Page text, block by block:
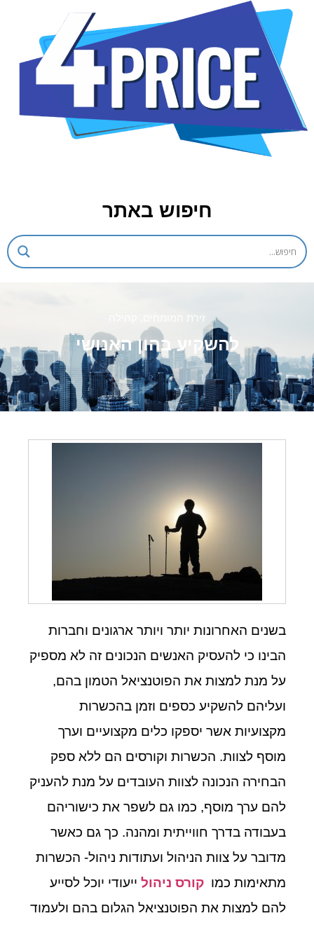
חיפוש באתר
זירת המומחים
להשקיע בהון האנושי
בשנים האחרונות יותר ויותר ארגונים וחברות
הבינו כי להעסיק האנשים הנכונים זה לא מספיק
על מנת למצות את הפוטנציאל הטמון בהם,
ועליהם להשקיע כספים וזמן בהכשרות
מקצועיות אשר יספקו כלים מקצועיים וערך
מוסף לצוות. הכשרות וקורסים הם ללא ספק
הבחירה הנכונה לצוות העובדים על מנת להעניק
להם ערך מוסף, כמו גם לשפר את כישוריהם
בעבודה בדרך חווייתית ומהנה. כך גם כאשר
מדובר על צוות הניהול ועתודות ניהול- הכשרות
מתאימות כמו קורס ניהול ייעודי יוכל לסייע
להם למצות את הפוטנציאל הגלום בהם ולעמוד